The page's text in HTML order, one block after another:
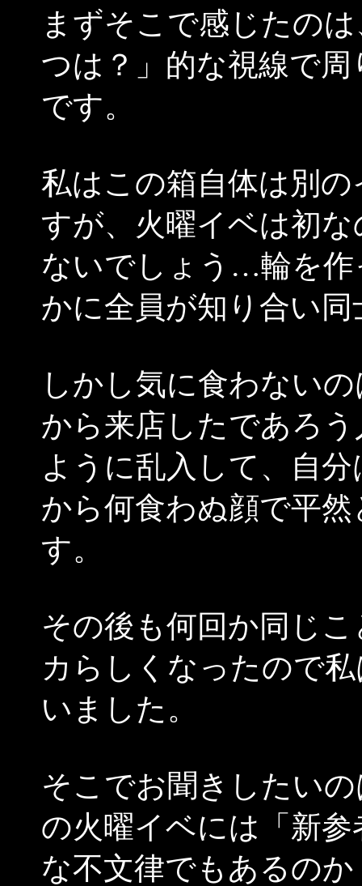
まずそこで感じたの
つは？」的な視線で
です。
私はこの箱自体は別
すが、火曜イベは初
ないでしょう…輪を作
かに全員が知り合い
しかし気に食わない
から来店したであろ
ように乱入して、自
から何食わぬ顔で平
す。
その後も何回か同じ
カらしくなったので
いました。
そこでお聞きしたい
の火曜イベには「新
な不文律でもあるの